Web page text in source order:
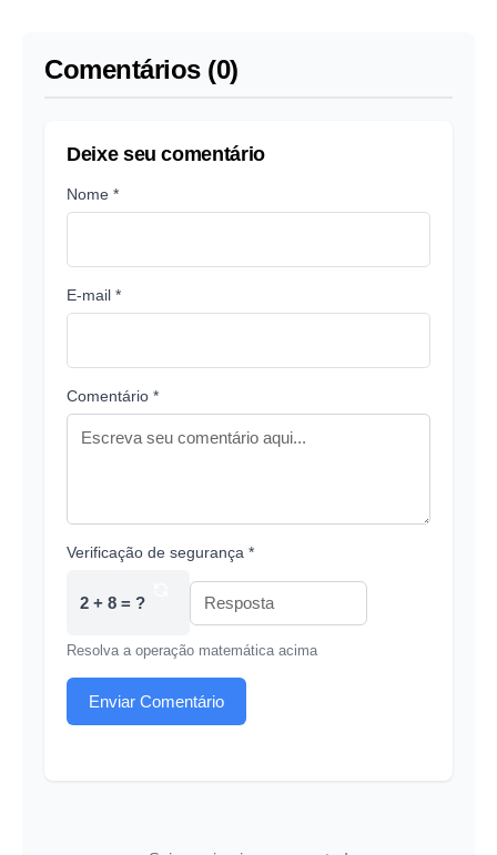
Comentários (0)
Deixe seu comentário
Nome *
E-mail *
Comentário *
Verificação de segurança *
2 + 8 = ?
Resolva a operação matemática acima
Enviar Comentário